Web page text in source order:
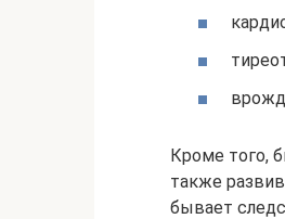
Кроме того,
также
бывает